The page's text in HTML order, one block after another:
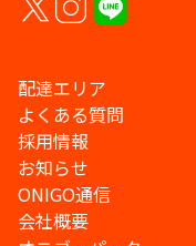
配達エリア
よくある質問
採用情報
お知らせ
ONIGO通信
会社概要